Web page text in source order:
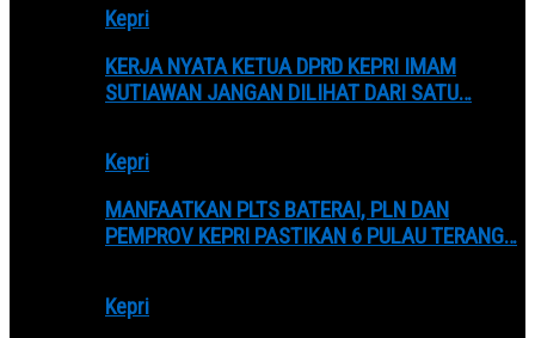
Kepri
KERJA NYATA KETUA DPRD KEPRI IMAM
SUTIAWAN JANGAN DILIHAT DARI SATU…
Kepri
MANFAATKAN PLTS BATERAI, PLN DAN
PEMPROV KEPRI PASTIKAN 6 PULAU TERANG…
Kepri